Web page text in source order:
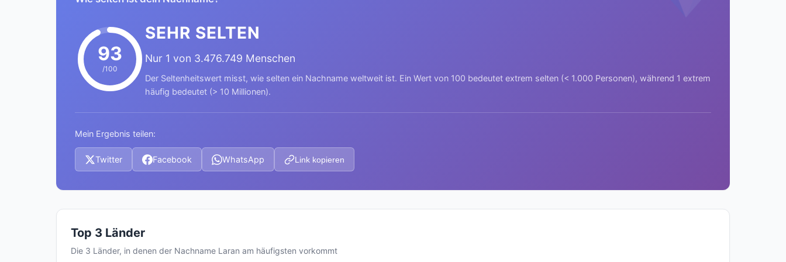
93
/100
SEHR SELTEN
Nur 1 von 3.476.749 Menschen
Der Seltenheitswert misst, wie selten ein Nachname weltweit ist. Ein Wert von 100 bedeutet extrem selten (< 1.000 Personen), während 1 extrem
häufig bedeutet (> 10 Millionen).
Mein Ergebnis teilen:
Twitter Facebook WhatsApp Link kopieren
Top 3 Länder
Die 3 Länder, in denen der Nachname Laran am häufigsten vorkommt